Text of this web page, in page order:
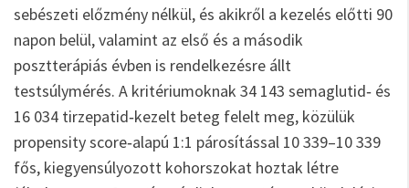
sebészeti előzmény nélkül, és akikről a kezelés előtti 90
napon belül, valamint az első és a második
posztterápiás évben is rendelkezésre állt
testsúlymérés. A kritériumoknak 34 143 semaglutid‑ és
16 034 tirzepatid‑kezelt beteg felelt meg, közülük
propensity score‑alapú 1:1 párosítással 10 339–10 339
fős, kiegyensúlyozott kohorszokat hoztak létre